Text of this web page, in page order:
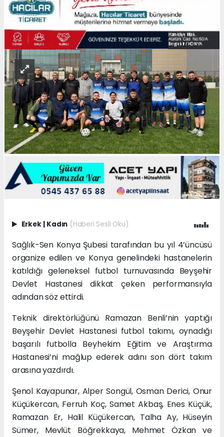
Erkek Kadın (Haberi Sesli Oku)
Sağlık-Sen Konya Şubesi tarafından bu yıl 4’üncüsü
organize edilen ve Konya genelindeki hastanelerin
katıldığı geleneksel futbol turnuvasında Beyşehir
Devlet Hastanesi dikkat çeken performansıyla
adından söz ettirdi.
Teknik direktörlüğünü Ramazan Benli’nin yaptığı
Beyşehir Devlet Hastanesi futbol takımı, oynadığı
başarılı futbolla Beyhekim Eğitim ve Araştırma
Hastanesi’ni mağlup ederek adını son dört takım
arasına yazdırdı.
Şenol Kayapunar, Alper Songül, Osman Derici, Onur
Küçükercan, Ferruh Koç, Samet Akbaş, Enes Küçük,
Ramazan Er, Halil Küçükercan, Talha Ay, Hüseyin
Sümer, Mevlüt Böğrekkaya, Mehmet Özkan ve